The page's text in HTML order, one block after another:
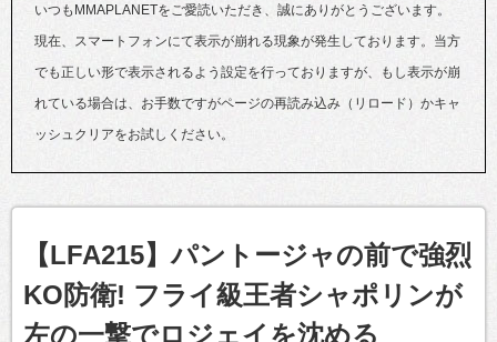
いつもMMAPLANETをご愛読いただき、誠にありがとうございます。
現在、スマートフォンにて表示が崩れる現象が発生しております。当方
でも正しい形で表示されるよう設定を行っておりますが、もし表示が崩
れている場合は、お手数ですがページの再読み込み（リロード）かキャ
ッシュクリアをお試しください。
【LFA215】パントージャの前で強烈
KO防衛! フライ級王者シャポリンが
左の一撃でロジェイを沈める